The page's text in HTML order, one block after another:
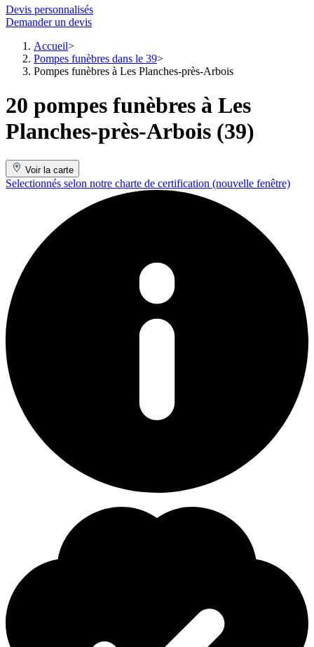
Devis personnalisés
Demander un devis
Accueil
Pompes funèbres dans le 39
Pompes funèbres à Les Planches-près-Arbois
20 pompes funèbres à Les
Planches-près-Arbois (39)
Voir la carte
Selectionnés selon notre charte de certification (nouvelle fenêtre)